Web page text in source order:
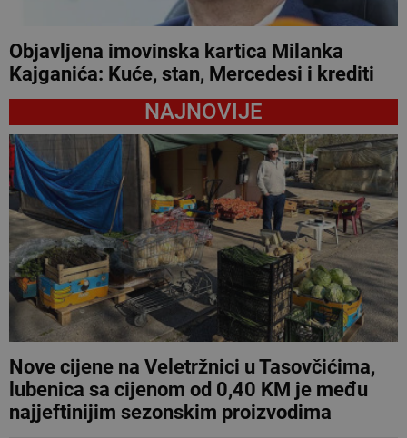
Objavljena imovinska kartica Milanka
Kajganića: Kuće, stan, Mercedesi i krediti
NAJNOVIJE
Nove cijene na Veletržnici u Tasovčićima,
lubenica sa cijenom od 0,40 KM je među
najjeftinijim sezonskim proizvodima